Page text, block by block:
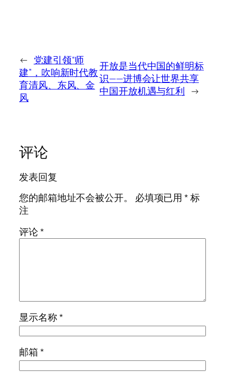
← 党建引领“师
建”，吹响新时代教
育清风、东风、金
风
开放是当代中国的鲜明标
识——进博会让世界共享
中国开放机遇与红利 →
评论
发表回复
您的邮箱地址不会被公开。
必填项已用*标
注
评论*
显示名称*
邮箱*